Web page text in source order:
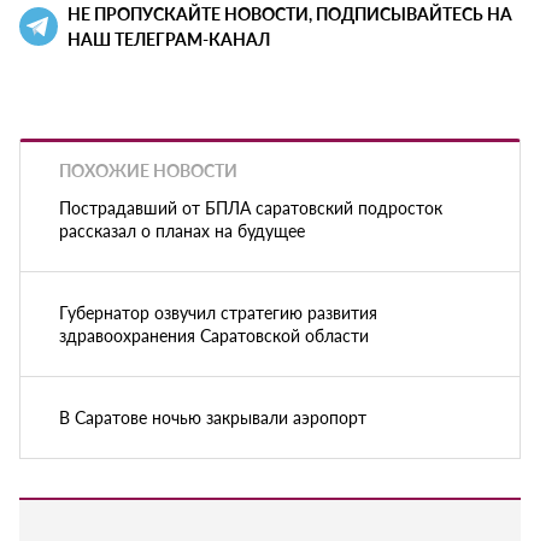
НЕ ПРОПУСКАЙТЕ НОВОСТИ, ПОДПИСЫВАЙТЕСЬ НА
НАШ ТЕЛЕГРАМ-КАНАЛ
ПОХОЖИЕ НОВОСТИ
Пострадавший от БПЛА саратовский подросток
рассказал о планах на будущее
Губернатор озвучил стратегию развития
здравоохранения Саратовской области
В Саратове ночью закрывали аэропорт